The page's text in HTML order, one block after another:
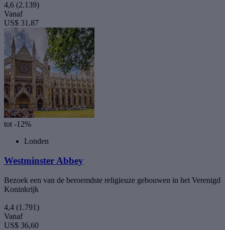
4,6 (2.139)
Vanaf
US$ 31,87
tot -12%
Londen
Westminster Abbey
Bezoek een van de beroemdste religieuze gebouwen in het Verenigd
Koninkrijk
4,4 (1.791)
Vanaf
US$ 36,60